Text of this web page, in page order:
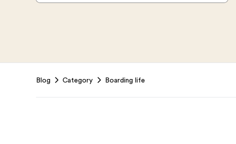
Blog Category Boarding life